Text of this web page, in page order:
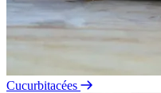
Cucurbitacées